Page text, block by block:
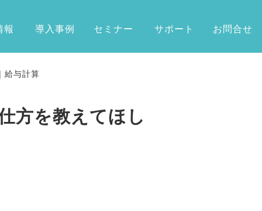
報 導入事例 セミナー サポート お問合せ
給与計算
方を教えてほし